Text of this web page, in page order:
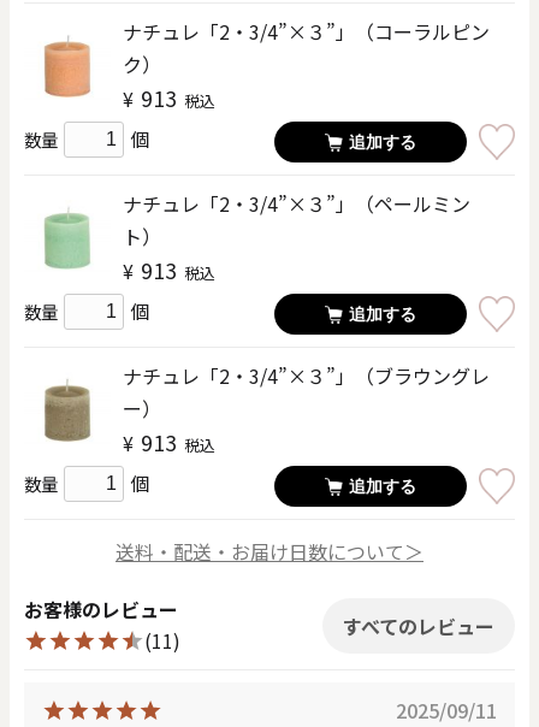
ナチュレ「2・3/4”×３”」（コーラルピン
ク）
¥ 913 税込
数量 個 追加する
ナチュレ「2・3/4”×３”」（ペールミン
ト）
¥ 913 税込
数量 個 追加する
ナチュレ「2・3/4”×３”」（ブラウングレ
ー）
¥ 913 税込
数量 個 追加する
送料・配送・お届け日数について＞
お客様のレビュー
(11)
すべてのレビュー
2025/09/11